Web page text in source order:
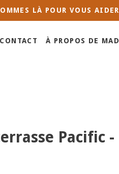
LÀ POUR VOUS
CONTACT À PROPOS DE
Pacific -